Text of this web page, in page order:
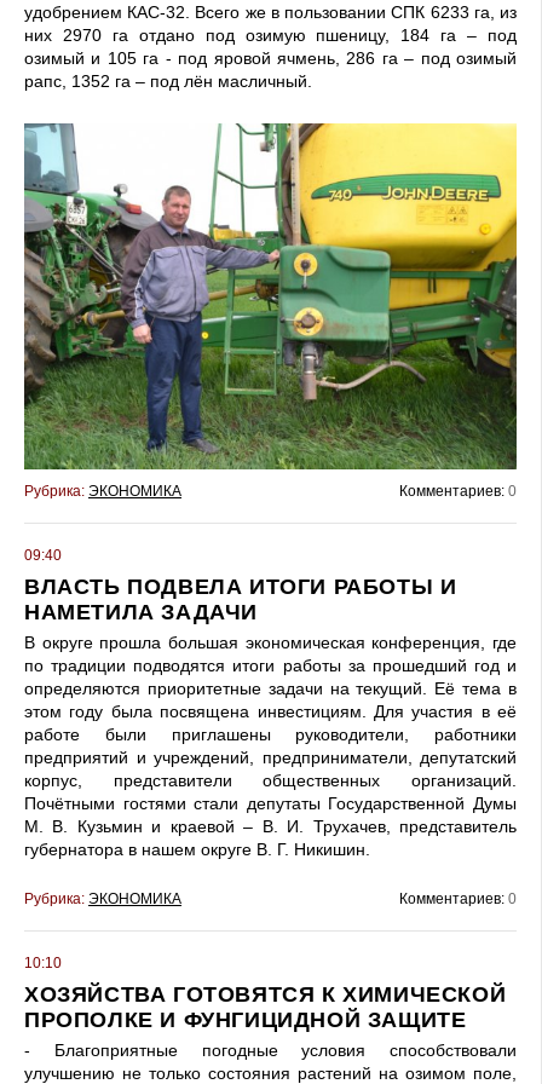
удобрением КАС-32. Всего же в пользовании СПК 6233 га, из
них 2970 га отдано под озимую пшеницу, 184 га – под
озимый и 105 га - под яровой ячмень, 286 га – под озимый
рапс, 1352 га – под лён масличный.
Рубрика: ЭКОНОМИКА Комментариев: 0
09:40
ВЛАСТЬ ПОДВЕЛА ИТОГИ РАБОТЫ И
НАМЕТИЛА ЗАДАЧИ
В округе прошла большая экономическая конференция, где
по традиции подводятся итоги работы за прошедший год и
определяются приоритетные задачи на текущий. Её тема в
этом году была посвящена инвестициям. Для участия в её
работе были приглашены руководители, работники
предприятий и учреждений, предприниматели, депутатский
корпус, представители общественных организаций.
Почётными гостями стали депутаты Государственной Думы
М. В. Кузьмин и краевой – В. И. Трухачев, представитель
губернатора в нашем округе В. Г. Никишин.
Рубрика: ЭКОНОМИКА Комментариев: 0
10:10
ХОЗЯЙСТВА ГОТОВЯТСЯ К ХИМИЧЕСКОЙ
ПРОПОЛКЕ И ФУНГИЦИДНОЙ ЗАЩИТЕ
- Благоприятные погодные условия способствовали
улучшению не только состояния растений на озимом поле,